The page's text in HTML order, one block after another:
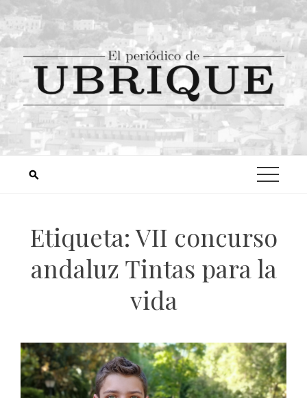
Etiqueta:VII concurso
andaluz Tintas para la
vida